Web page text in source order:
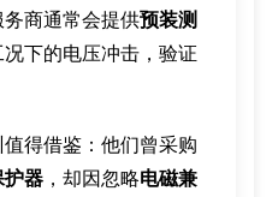
商通常会提供预装测
况下的电压冲击，验证
得借鉴：他们曾采购
器 ，却因忽略电磁兼